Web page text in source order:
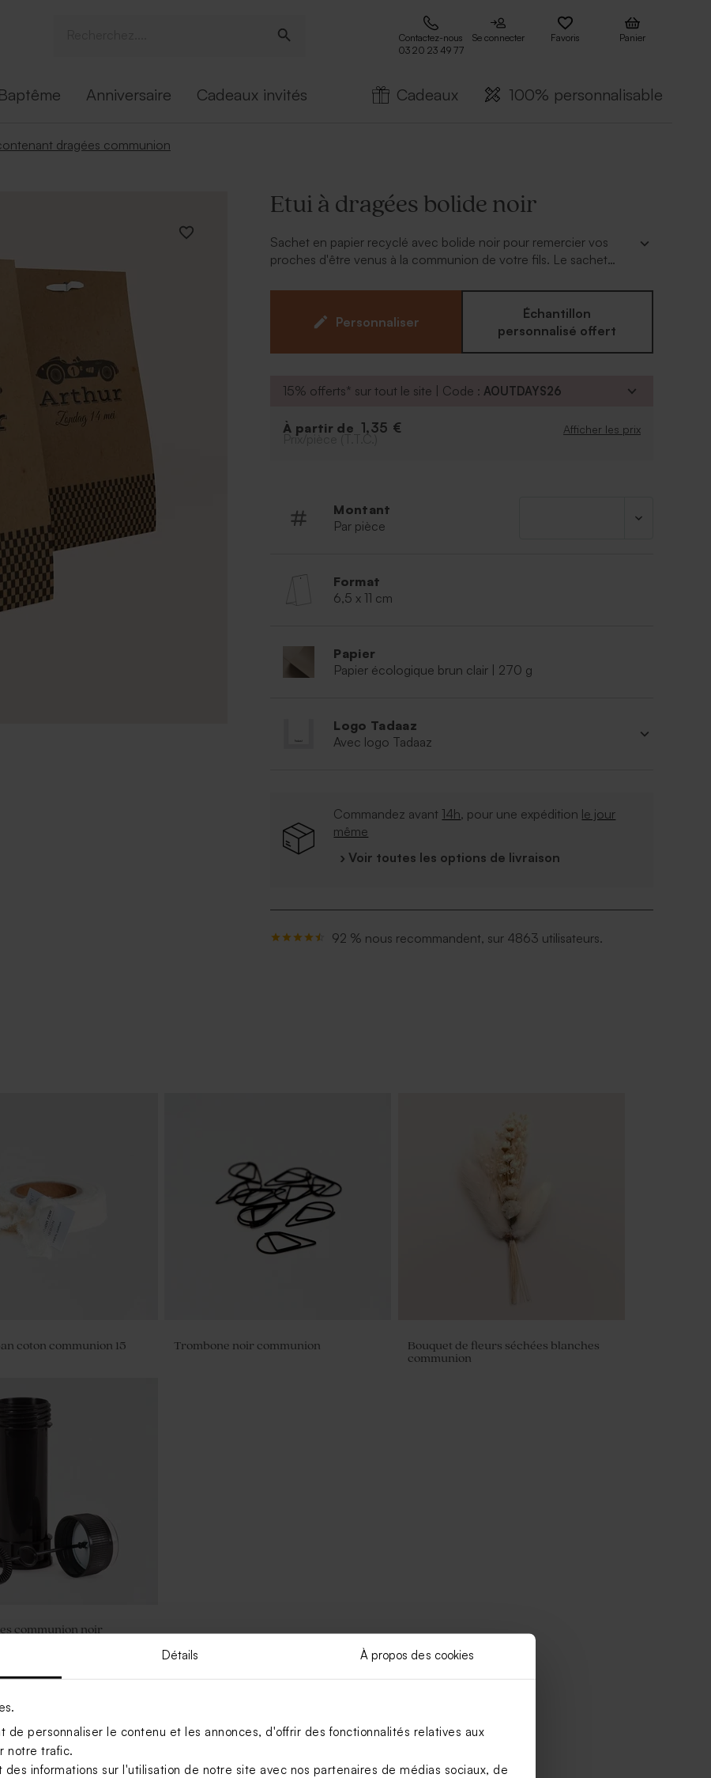
Détails À propos des cookies
de personnaliser le contenu et les annonces, d'offrir des fonctionnalités relatives aux
notre trafic.
informations sur l'utilisation de notre site avec nos partenaires de médias sociaux, de
Contactez-nous
03 20 23 49 77
Se connecter Favoris Panier
Baptême Anniversaire Cadeaux invités Cadeaux 100% personnalisable
dragées communion
Etui à dragées bolide noir
Sachet en papier recyclé avec bolide noir pour remercier vos
proches d'être venus à la communion de votre fils. Le sachet
Personnaliser
Échantillon
personnalisé offert
15% offerts* sur tout le site | Code :AOUTDAYS26
À partir de 1,35 € Afficher les prix
Prix/pièce (T.T.C.)
Montant
Par pièce
Format
6,5 x 11 cm
Papier
Papier écologique brun clair | 270 g
Logo Tadaaz
Avec logo Tadaaz
Commandez avant 14h, pour une expédition le jour
même
› Voir toutes les options de livraison
92 % nous recommandent, sur 4863 utilisateurs.
coton communion 15
Trombone noir communion
Bouquet de fleurs séchées blanches
communion
communion noir